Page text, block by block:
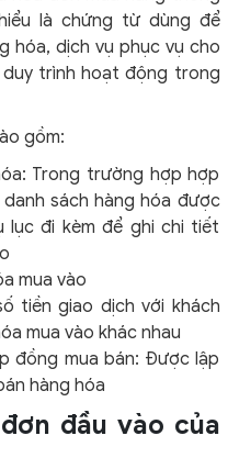
là chứng từ dùng để
hóa, dịch vụ phục vụ cho
duy trình hoạt động trong
gồm:
Trong trường hợp hợp
sách hàng hóa được
lục đi kèm để ghi chi tiết
mua vào
tiền giao dịch với khách
mua vào khác nhau
đồng mua bán: Được lập
hàng hóa
đầu vào của